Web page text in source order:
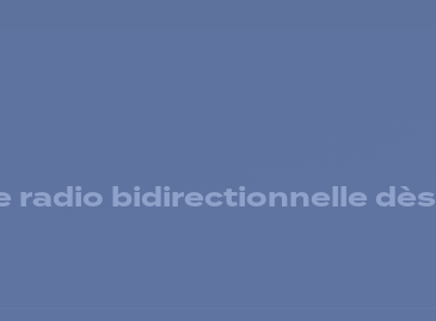
radio bidirectionnelle dès